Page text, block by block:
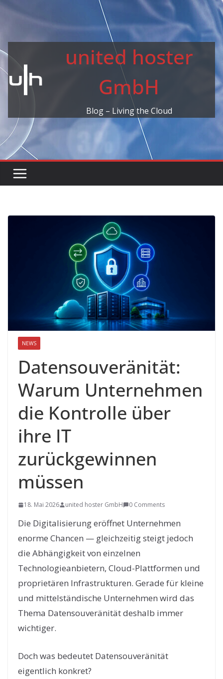
Skip
united hoster
GmbH
Blog – Living the Cloud
NEWS
Datensouveränität:
Warum Unternehmen
die Kontrolle über
ihre IT
zurückgewinnen
müssen
18. Mai 2026 united hoster GmbH 0 Comments
Die Digitalisierung eröffnet Unternehmen
enorme Chancen — gleichzeitig steigt jedoch
die Abhängigkeit von einzelnen
Technologieanbietern, Cloud-Plattformen und
proprietären Infrastrukturen. Gerade für kleine
und mittelständische Unternehmen wird das
Thema Datensouveränität deshalb immer
wichtiger.
Doch was bedeutet Datensouveränität
eigentlich konkret?